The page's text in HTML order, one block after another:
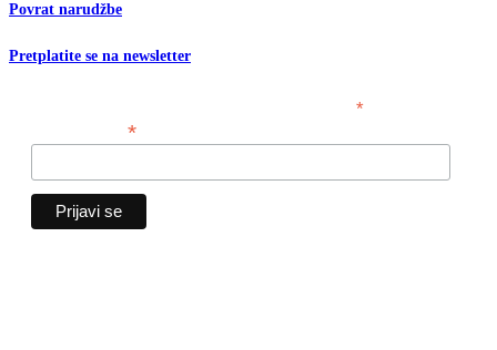
Povrat narudžbe
Pretplatite se na newsletter
*
*